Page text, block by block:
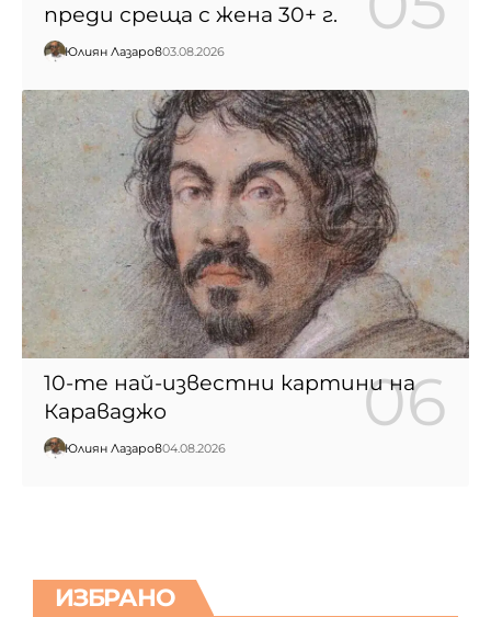
преди среща с жена 30+ г.
Юлиян Лазаров03.08.2026
10-те най-известни картини на
Караваджо
Юлиян Лазаров04.08.2026
ИЗБРАНО